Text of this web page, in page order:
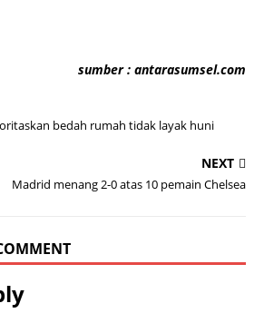
sumber : antarasumsel.com
bedah rumah tidak layak huni
NEXT
Madrid menang 2-0 atas 10 pemain Chelsea